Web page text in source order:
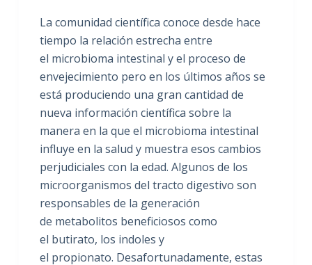
La comunidad científica conoce desde hace
tiempo la relación estrecha entre
el microbioma intestinal y el proceso de
envejecimiento pero en los últimos años se
está produciendo una gran cantidad de
nueva información científica sobre la
manera en la que el microbioma intestinal
influye en la salud y muestra esos cambios
perjudiciales con la edad. Algunos de los
microorganismos del tracto digestivo son
responsables de la generación
de metabolitos beneficiosos como
el butirato, los indoles y
el propionato. Desafortunadamente, estas